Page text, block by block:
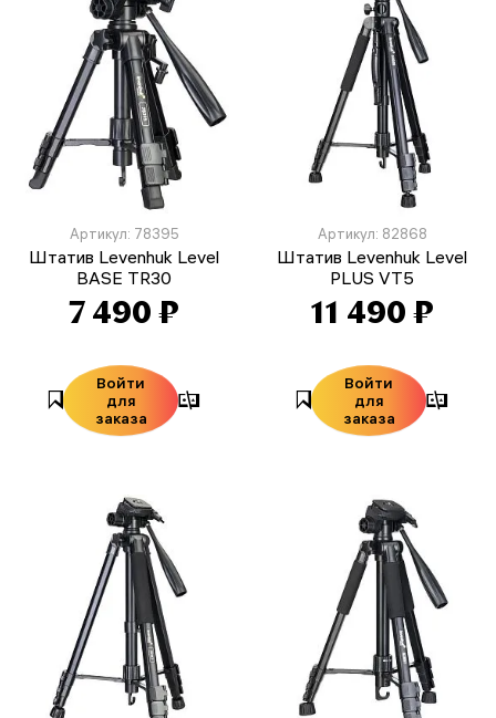
Артикул: 78395
Штатив Levenhuk Level
BASE TR30
7 490 ₽
Войти
для
заказа
Артикул: 82868
Штатив Levenhuk Level
PLUS VT5
11 490 ₽
Войти
для
заказа